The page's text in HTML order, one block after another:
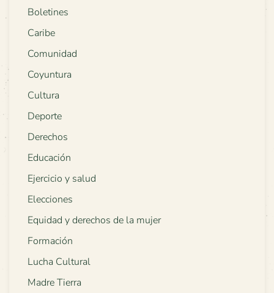
Boletines
Caribe
Comunidad
Coyuntura
Cultura
Deporte
Derechos
Educación
Ejercicio y salud
Elecciones
Equidad y derechos de la mujer
Formación
Lucha Cultural
Madre Tierra